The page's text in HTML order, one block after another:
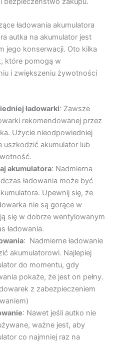
ładowania akumulatora
autka na akumulator jest
jego konserwacji. Oto kilka
które pomogą w
i zwiększeniu żywotności
ładowarki: Zawsze
rekomendowanej przez
Użycie nieodpowiedniej
uszkodzić akumulator lub
akumulatora: Nadmierna
ładowania może być
Upewnij się, że
nie są gorące w
się w dobrze wentylowanym
ładowania.
: Nadmierne ładowanie
akumulatorowi. Najlepiej
do momentu, gdy
pokaże, że jest on pełny.
z zabezpieczeniem
: Nawet jeśli autko nie
ważne jest, aby
co najmniej raz na